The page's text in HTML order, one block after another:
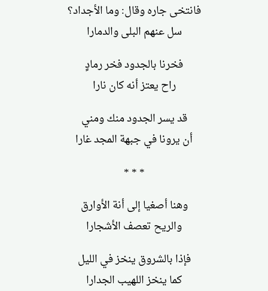
فانتخى جاره وقال: وما الأجداد؟
سل عنهم البلى والدمارا
فخرنا بالجدود فخر رمادٍ
راح يعتز أنه كان نارا
قد يسر الجدود منك ومني
أن يرونا في جبهة المجد غارا
* * *
وهنا أصغيا إلى أنة الأوارق
والريح تعصف الأشجارا
فإذا بالشروق ينخز في الليل
كما ينخز اللهيب الجدارا